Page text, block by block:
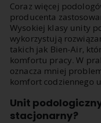
Coraz więcej
producenta
Wysokiej klasy unity
wykorzystują
takich jak Bien-Air,
komfortu pracy. W
oznacza mniej
komfort codziennego
Unit
stacjonarny?